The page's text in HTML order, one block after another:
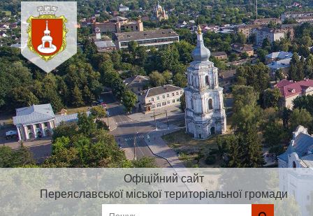
Офіційний сайт
Переяславської міської територіальної громади